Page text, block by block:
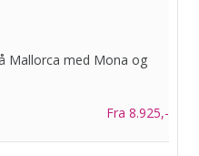
Mallorca med Mona og
Fra 8.925,-